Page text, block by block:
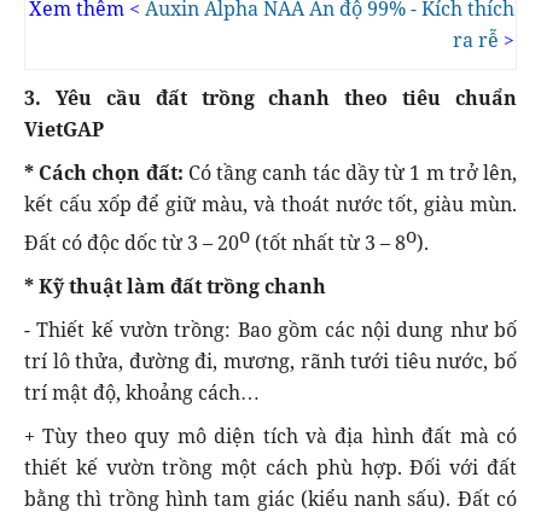
Xem thêm < Auxin Alpha NAA Ấn độ 99% - Kích thích
ra rễ >
3. Yêu cầu đất trồng chanh theo tiêu chuẩn
VietGAP
* Cách chọn đất: Có tầng canh tác dầy từ 1 m trở lên,
kết cấu xốp để giữ màu, và thoát nước tốt, giàu mùn.
Đất có độc dốc từ 3 – 20o (tốt nhất từ 3 – 8o).
* Kỹ thuật làm đất trồng chanh
- Thiết kế vườn trồng: Bao gồm các nội dung như bố
trí lô thửa, đường đi, mương, rãnh tưới tiêu nước, bố
trí mật độ, khoảng cách…
+ Tùy theo quy mô diện tích và địa hình đất mà có
thiết kế vườn trồng một cách phù hợp. Đối với đất
bằng thì trồng hình tam giác (kiểu nanh sấu). Đất có